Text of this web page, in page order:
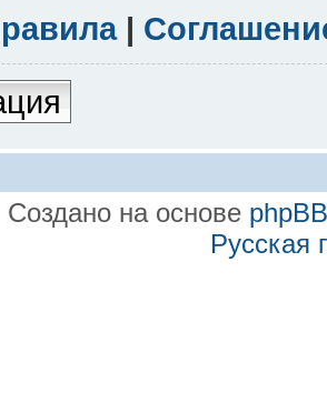
|
Создано на основе phpBB
Русская